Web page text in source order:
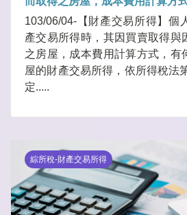
103/06/04-【財產交易所得】個
產交易所得時，其因買賣取得與
之房屋，成本費用計算方式，有
屋的財產交易所得，依所得稅法
定.....
綜所稅-財產交易所得